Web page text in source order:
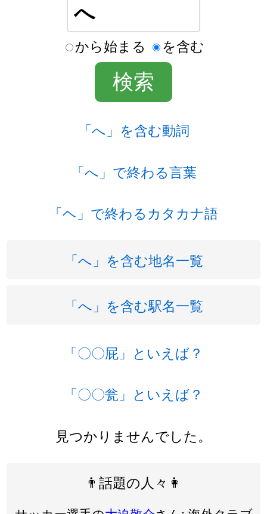
から始まる を含む
「へ」を含む動詞
「へ」で終わる言葉
「ヘ」で終わるカタカナ語
「へ」を含む地名一覧
「へ」を含む駅名一覧
「〇〇屁」といえば？
「〇〇瓮」といえば？
見つかりませんでした。
👨話題の人々👩